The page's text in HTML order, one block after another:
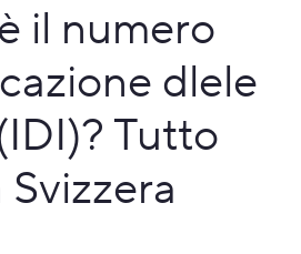
il numero
dlele
Tutto
Svizzera